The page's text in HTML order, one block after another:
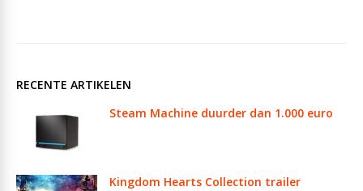
RECENTE ARTIKELEN
Steam Machine duurder dan 1.000 euro
Kingdom Hearts Collection trailer